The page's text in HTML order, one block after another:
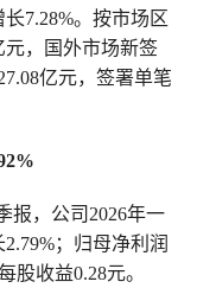
7.28%。按市场区
元，国外市场新签
亿元，签署单笔
报，公司2026年一
；归母净利润
股收益0.28元。